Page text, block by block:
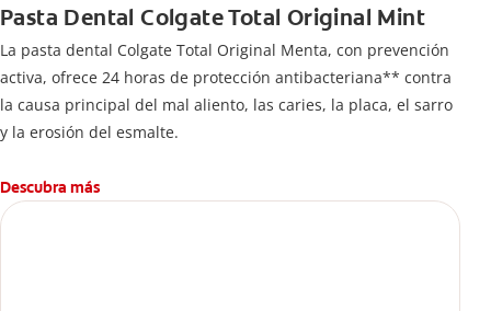
Pasta Dental Colgate Total Original Mint
La pasta dental Colgate Total Original Menta, con prevención
activa, ofrece 24 horas de protección antibacteriana** contra
la causa principal del mal aliento, las caries, la placa, el sarro
y la erosión del esmalte.
Descubra más